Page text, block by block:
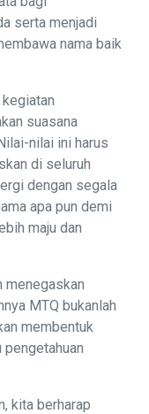
serta menjadi
nama baik
suasana
nilai ini harus
di seluruh
dengan segala
apa pun demi
maju dan
menegaskan
MTQ bukanlah
membentuk
kita berharap